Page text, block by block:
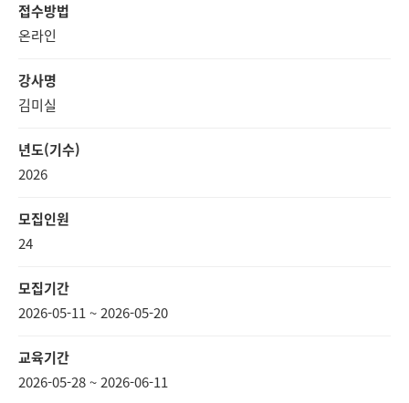
접수방법
온라인
강사명
김미실
년도(기수)
2026
모집인원
24
모집기간
2026-05-11 ~ 2026-05-20
교육기간
2026-05-28 ~ 2026-06-11